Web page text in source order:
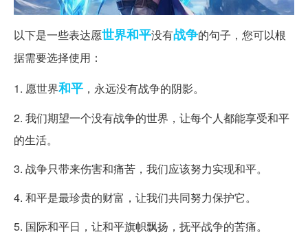
以下是一些表达愿世界和平没有战争的句子，您可以根
据需要选择使用：
1. 愿世界和平 ，永远没有战争的阴影。
2. 我们期望一个没有战争的世界，让每个人都能享受和平
的生活。
3. 战争只带来伤害和痛苦，我们应该努力实现和平。
4. 和平是最珍贵的财富，让我们共同努力保护它。
5. 国际和平日，让和平旗帜飘扬，抚平战争的苦痛。